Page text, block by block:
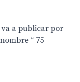
va a publicar por
“ 75